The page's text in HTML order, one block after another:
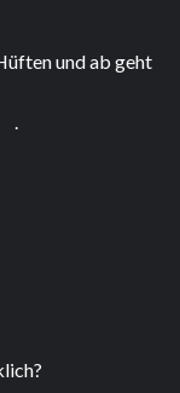
und ab geht